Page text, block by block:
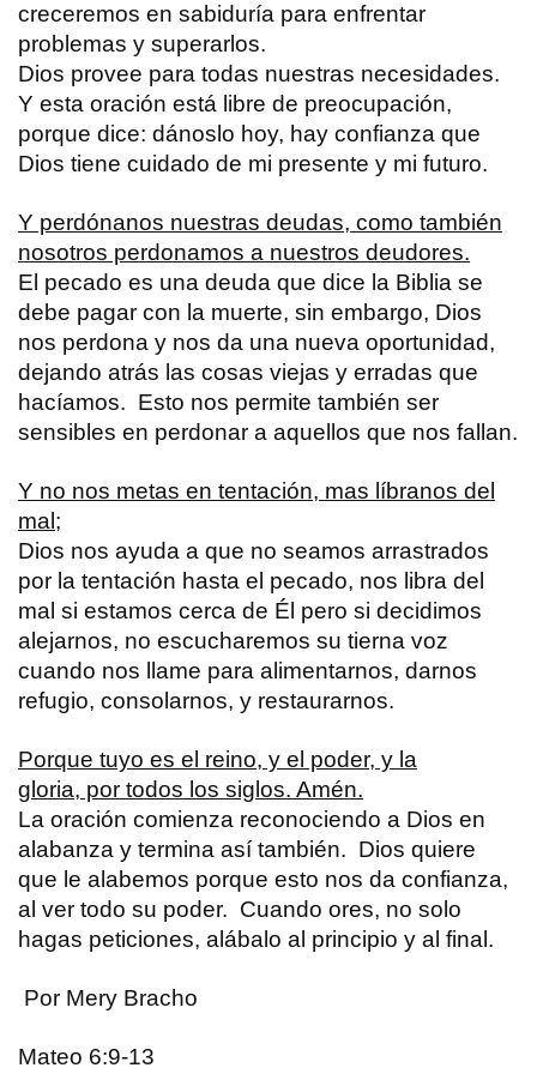
creceremos en sabiduría para enfrentar
problemas y superarlos.
Dios provee para todas nuestras necesidades.
Y esta oración está libre de preocupación,
porque dice: dánoslo hoy, hay confianza que
Dios tiene cuidado de mi presente y mi futuro.
Y perdónanos nuestras deudas, como también
nosotros perdonamos a nuestros deudores.
El pecado es una deuda que dice la Biblia se
debe pagar con la muerte, sin embargo, Dios
nos perdona y nos da una nueva oportunidad,
dejando atrás las cosas viejas y erradas que
hacíamos. Esto nos permite también ser
sensibles en perdonar a aquellos que nos fallan.
Y no nos metas en tentación, mas líbranos del
mal;
Dios nos ayuda a que no seamos arrastrados
por la tentación hasta el pecado, nos libra del
mal si estamos cerca de Él pero si decidimos
alejarnos, no escucharemos su tierna voz
cuando nos llame para alimentarnos, darnos
refugio, consolarnos, y restaurarnos.
Porque tuyo es el reino, y el poder, y la
gloria, por todos los siglos. Amén.
La oración comienza reconociendo a Dios en
alabanza y termina así también. Dios quiere
que le alabemos porque esto nos da confianza,
al ver todo su poder. Cuando ores, no solo
hagas peticiones, alábalo al principio y al final.
Por Mery Bracho
Mateo 6:9-13